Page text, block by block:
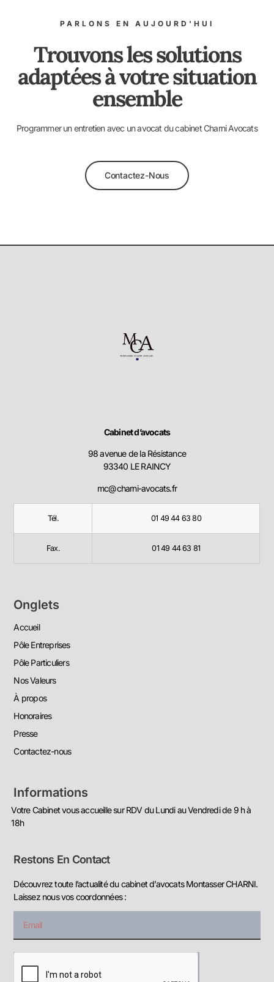
PARLONS EN AUJOURD'HUI
Trouvons les solutions
adaptées à votre situation
ensemble
Programmer un entretien avec un avocat du cabinet Charni Avocats
Contactez-Nous
Cabinet d’avocats
98 avenue de la Résistance
93340 LE RAINCY
mc@charni-avocats.fr
Tél. 01 49 44 63 80
Fax. 01 49 44 63 81
Onglets
Accueil
Pôle Entreprises
Pôle Particuliers
Nos Valeurs
À propos
Honoraires
Presse
Contactez-nous
Informations
Votre Cabinet vous accueille sur RDV du Lundi au Vendredi de 9 h à
18h
Restons En Contact
Découvrez toute l’actualité du cabinet d’avocats Montasser CHARNI.
Laissez nous vos coordonnées :